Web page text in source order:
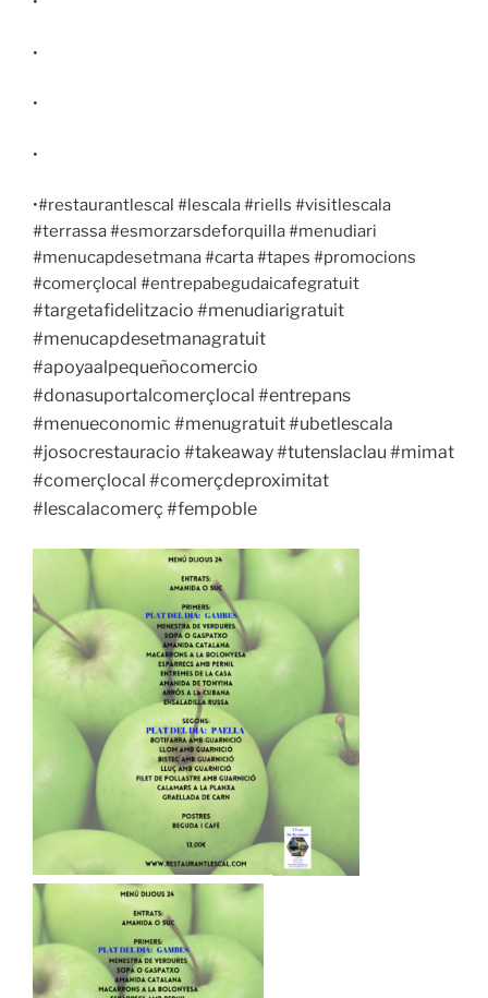
•
•
•
•#restaurantlescal #lescala #riells #visitlescala
#terrassa #esmorzarsdeforquilla #menudiari
#menucapdesetmana #carta #tapes #promocions
#comerçlocal #entrepabegudaicafegratuit
#targetafidelitzacio #menudiarigratuit
#menucapdesetmanagratuit
#apoyaalpequeñocomercio
#donasuportalcomerçlocal #entrepans
#menueconomic #menugratuit #ubetlescala
#josocrestauracio #takeaway #tutenslaclau #mimat
#comerçlocal #comerçdeproximitat
#lescalacomerç #fempoble